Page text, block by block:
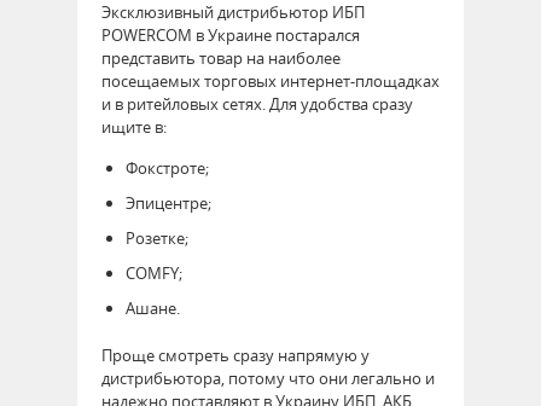
Эксклюзивный дистрибьютор ИБП
POWERCOM в Украине постарался
представить товар на наиболее
посещаемых торговых интернет-площадках
и в ритейловых сетях. Для удобства сразу
ищите в:
Фокстроте;
Эпицентре;
Розетке;
COMFY;
Ашане.
Проще смотреть сразу напрямую у
дистрибьютора, потому что они легально и
надежно поставляют в Украину ИБП, АКБ,